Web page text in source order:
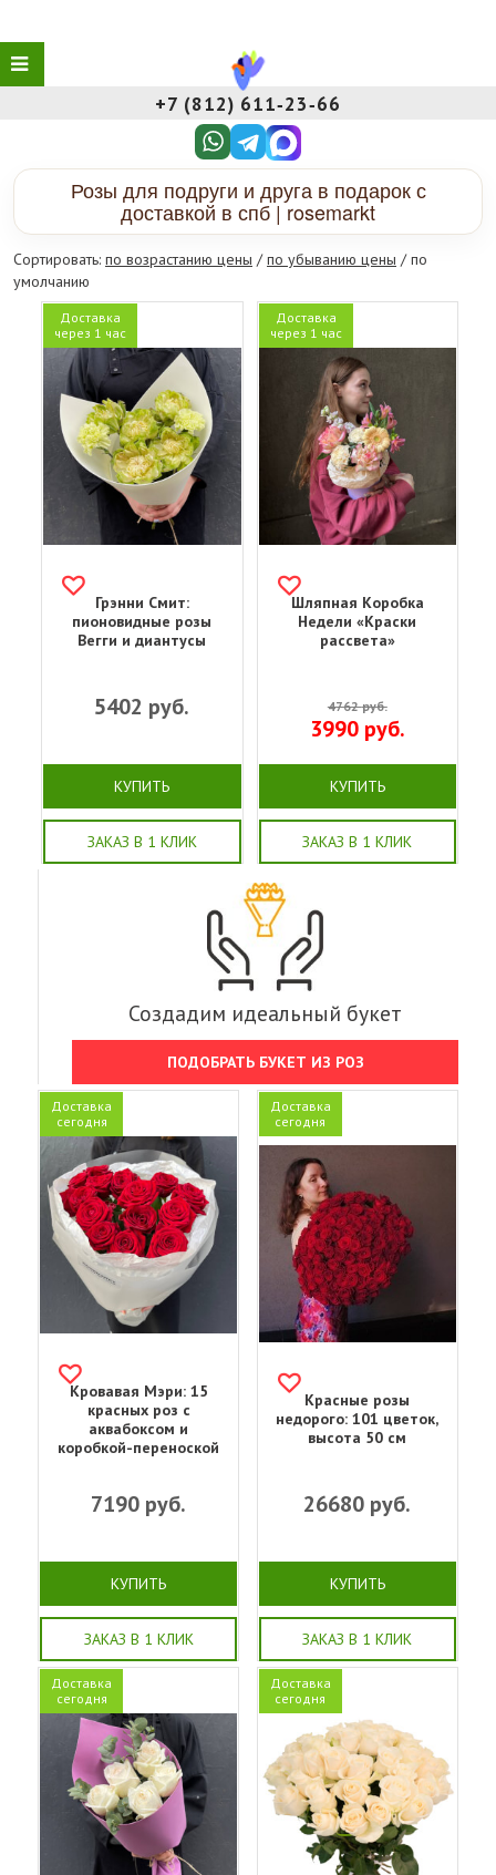
+7 (812) 611‑23‑66
Розы для подруги и друга в подарок с
доставкой в спб | rosemarkt
Сортировать: по возрастанию цены /по убыванию цены / по
умолчанию
Доставка
через 1 час
Грэнни Смит:
пионовидные розы
Вегги и диантусы
5402 руб.
КУПИТЬ
ЗАКАЗ В 1 КЛИК
Доставка
через 1 час
Шляпная Коробка
Недели «Краски
рассвета»
4762руб.
3990руб.
КУПИТЬ
ЗАКАЗ В 1 КЛИК
Создадим идеальный букет
ПОДОБРАТЬ БУКЕТ ИЗ РОЗ
Доставка
сегодня
Кровавая Мэри: 15
красных роз с
аквабоксом и
коробкой-переноской
7190 руб.
КУПИТЬ
ЗАКАЗ В 1 КЛИК
Доставка
сегодня
Красные розы
недорого: 101 цветок,
высота 50 см
26680 руб.
КУПИТЬ
ЗАКАЗ В 1 КЛИК
Доставка
сегодня
Доставка
сегодня